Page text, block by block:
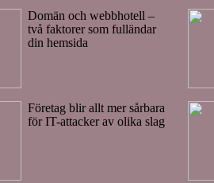
Domän och webbhotell –
två faktorer som fulländar
din hemsida
Företag blir allt mer sårbara
för IT-attacker av olika slag